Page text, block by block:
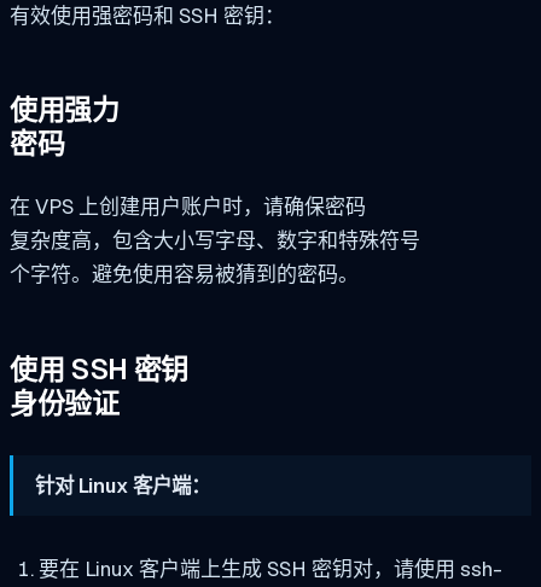
有效使用强密码和 SSH 密钥：
使用强力
密码
在 VPS 上创建用户账户时，请确保密码
复杂度高，包含大小写字母、数字和特殊符号
个字符。避免使用容易被猜到的密码。
使用 SSH 密钥
身份验证
针对 Linux 客户端：
要在 Linux 客户端上生成 SSH 密钥对，请使用 ssh-